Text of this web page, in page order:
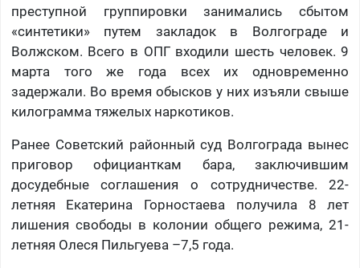
преступной группировки занимались сбытом
«синтетики» путем закладок в Волгограде и
Волжском. Всего в ОПГ входили шесть человек. 9
марта того же года всех их одновременно
задержали. Во время обысков у них изъяли свыше
килограмма тяжелых наркотиков.
Ранее Советский районный суд Волгограда вынес
приговор официанткам бара, заключившим
досудебные соглашения о сотрудничестве. 22-
летняя Екатерина Горностаева получила 8 лет
лишения свободы в колонии общего режима, 21-
летняя Олеся Пильгуева –7,5 года.